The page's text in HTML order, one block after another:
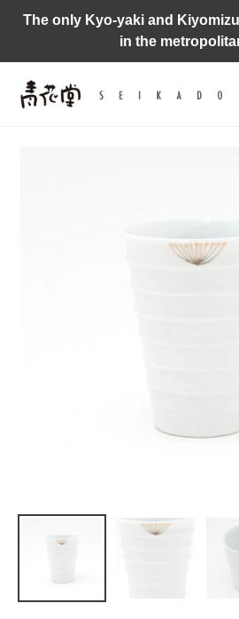
The only Kyo-yaki and
in the